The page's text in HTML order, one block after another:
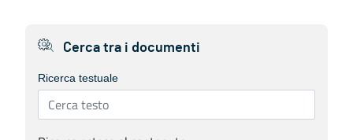
Cerca tra i documenti
Ricerca testuale